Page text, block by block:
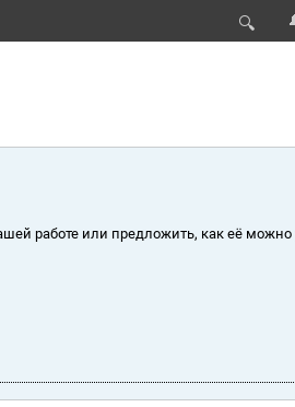
🔍
работе или предложить, как её